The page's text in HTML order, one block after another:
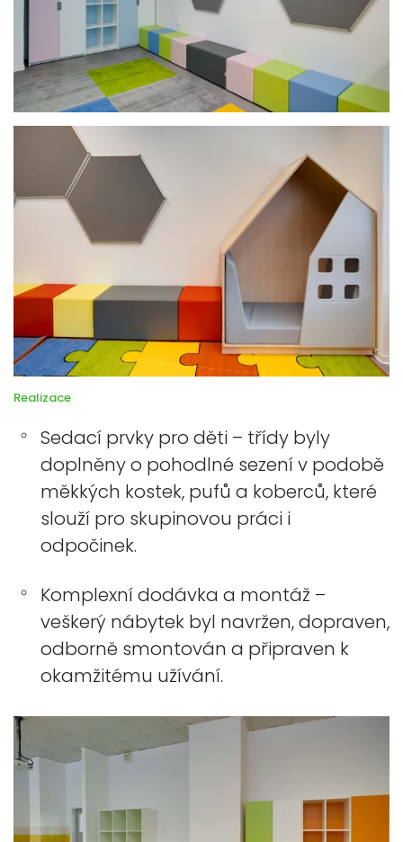
Realizace
Sedací prvky pro děti – třídy byly
doplněny o pohodlné sezení v podobě
měkkých kostek, pufů a koberců, které
slouží pro skupinovou práci i
odpočinek.
Komplexní dodávka a montáž –
veškerý nábytek byl navržen, dopraven,
odborně smontován a připraven k
okamžitému užívání.